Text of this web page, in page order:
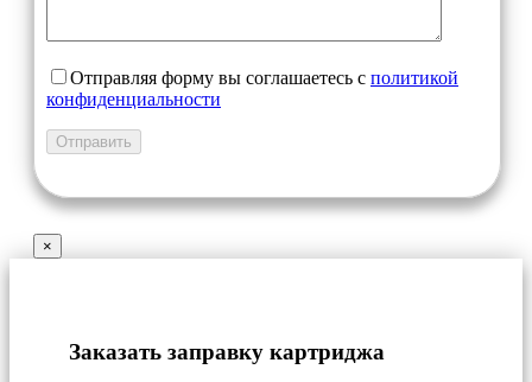
Отправляя форму вы соглашаетесь с политикой
конфиденциальности
×
Заказать заправку картриджа